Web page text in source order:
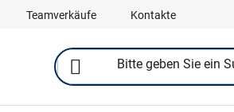
Teamverkäufe Kontakte